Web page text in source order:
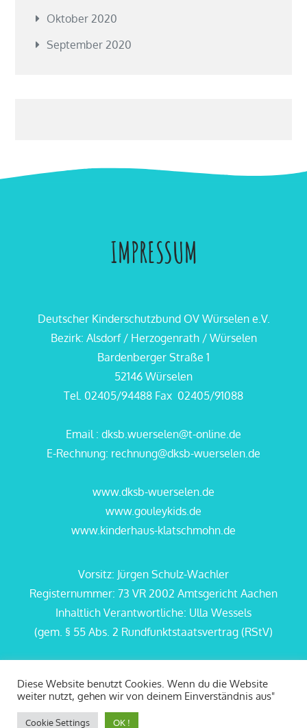
Oktober 2020
September 2020
IMPRESSUM
Deutscher Kinderschutzbund OV Würselen e.V.
Bezirk: Alsdorf / Herzogenrath / Würselen
Bardenberger Straße 1
52146 Würselen
Tel. 02405/94488 Fax 02405/91088
Email : dksb.wuerselen@t-online.de
E-Rechnung: rechnung@dksb-wuerselen.de
www.dksb-wuerselen.de
www.gouleykids.de
www.kinderhaus-klatschmohn.de
Vorsitz: Jürgen Schulz-Wachler
Registernummer: 73 VR 2002 Amtsgericht Aachen
Inhaltlich Verantwortliche: Ulla Wessels
(gem. § 55 Abs. 2 Rundfunktstaatsvertrag (RStV)
Kinderhaus Klatschmohn Copyright 2024 © All
rights reserved.Kiddie Care Pro
Diese Website benutzt Cookies. Wenn du die Website
weiter nutzt, gehen wir von deinem Einverständnis aus"
Cookie Settings OK !